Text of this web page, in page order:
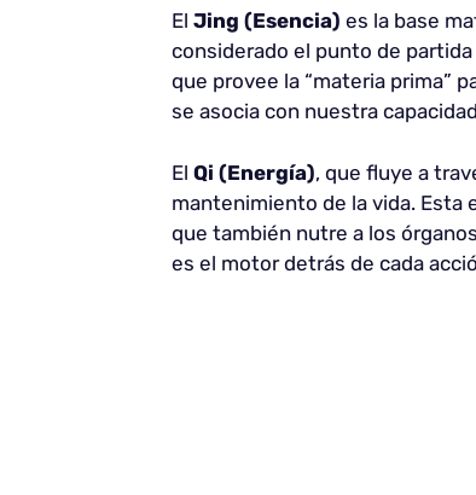
El Jing (Esencia) es la base
considerado el punto de
que provee la “materia prima”
se asocia con nuestra
El Qi (Energía), que fluye a
mantenimiento de la vida. Esta
que también nutre a los
es el motor detrás de cada